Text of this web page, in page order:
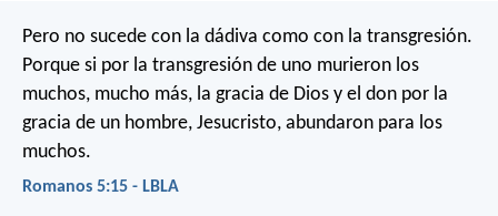
Pero no sucede con la dádiva como con la transgresión.
Porque si por la transgresión de uno murieron los
muchos, mucho más, la gracia de Dios y el don por la
gracia de un hombre, Jesucristo, abundaron para los
muchos.
Romanos 5:15 - LBLA